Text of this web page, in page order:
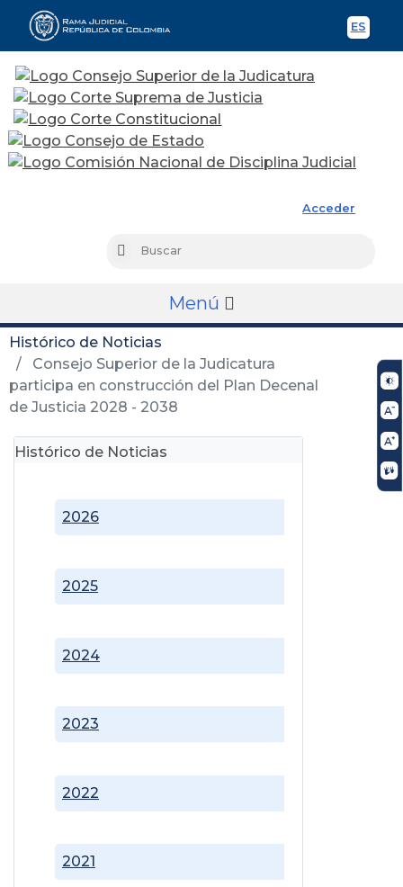
ES
Acceder
Buscar
Menú
Histórico de Noticias
Consejo Superior de la Judicatura
participa en construcción del Plan Decenal
de Justicia 2028 - 2038
Histórico de Noticias
2021
2022
2023
2024
2025
2026